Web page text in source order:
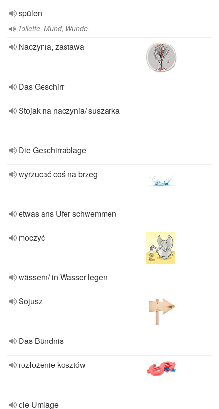
spülen
Toilette, Mund, Wunde,
Naczynia, zastawa
Das Geschirr
Stojak na naczynia/ suszarka
Die Geschirrablage
wyrzucać coś na brzeg
etwas ans Ufer schwemmen
moczyć
wässern/ in Wasser legen
Sojusz
Das Bündnis
rozłożenie kosztów
die Umlage